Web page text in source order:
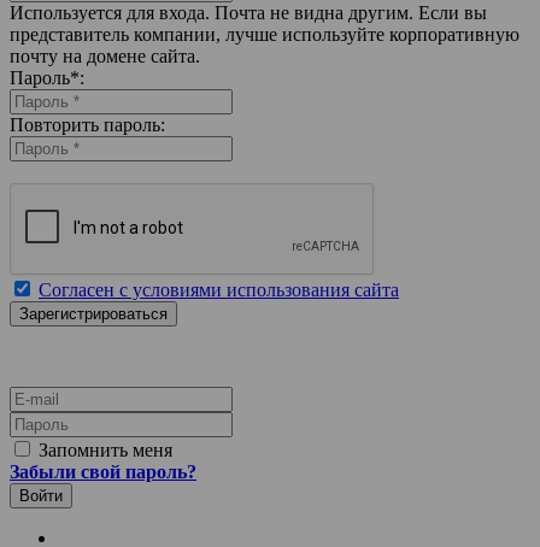
Используется для входа. Почта не видна другим. Если вы
представитель компании, лучше используйте корпоративную
почту на домене сайта.
Пароль*:
Повторить пароль:
Согласен с условиями использования сайта
E-mail
Пароль
Запомнить меня
Забыли свой пароль?